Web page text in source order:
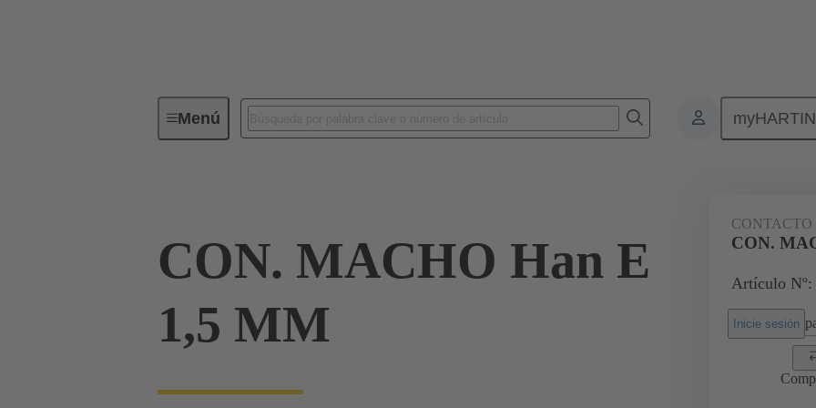
MenúConectores industriales / Han® Contactos Eléctrico
CON. MACHO Han E
1,5 MM
CON.
Artículo Nº:
Inicie sesión